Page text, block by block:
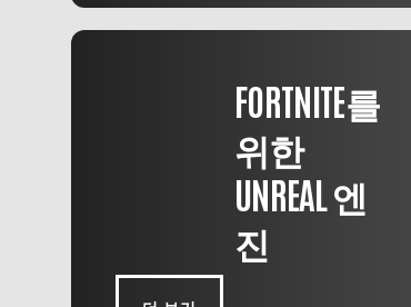
FORTNITE를
위한
UNREAL 엔
진